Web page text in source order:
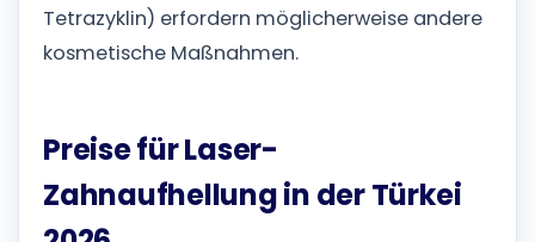
Tetrazyklin) erfordern möglicherweise andere
kosmetische Maßnahmen.
Preise für Laser-
Zahnaufhellung in der Türkei